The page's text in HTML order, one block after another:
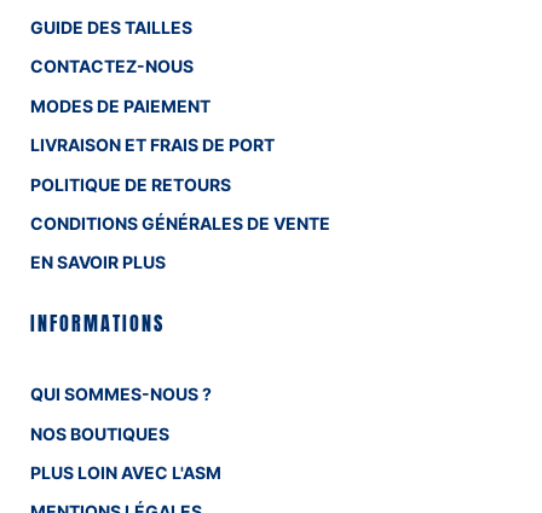
GUIDE DES TAILLES
CONTACTEZ-NOUS
MODES DE PAIEMENT
LIVRAISON ET FRAIS DE PORT
POLITIQUE DE RETOURS
CONDITIONS GÉNÉRALES DE VENTE
EN SAVOIR PLUS
INFORMATIONS
QUI SOMMES-NOUS ?
NOS BOUTIQUES
PLUS LOIN AVEC L'ASM